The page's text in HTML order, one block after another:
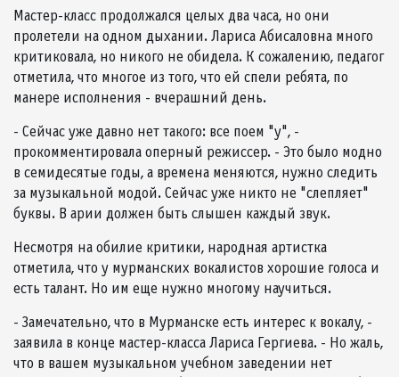
Мастер-класс продолжался целых два часа, но они
пролетели на одном дыхании. Лариса Абисаловна много
критиковала, но никого не обидела. К сожалению, педагог
отметила, что многое из того, что ей спели ребята, по
манере исполнения - вчерашний день.
- Сейчас уже давно нет такого: все поем "у", -
прокомментировала оперный режиссер. - Это было модно
в семидесятые годы, а времена меняются, нужно следить
за музыкальной модой. Сейчас уже никто не "слепляет"
буквы. В арии должен быть слышен каждый звук.
Несмотря на обилие критики, народная артистка
отметила, что у мурманских вокалистов хорошие голоса и
есть талант. Но им еще нужно многому научиться.
- Замечательно, что в Мурманске есть интерес к вокалу, -
заявила в конце мастер-класса Лариса Гергиева. - Но жаль,
что в вашем музыкальном учебном заведении нет